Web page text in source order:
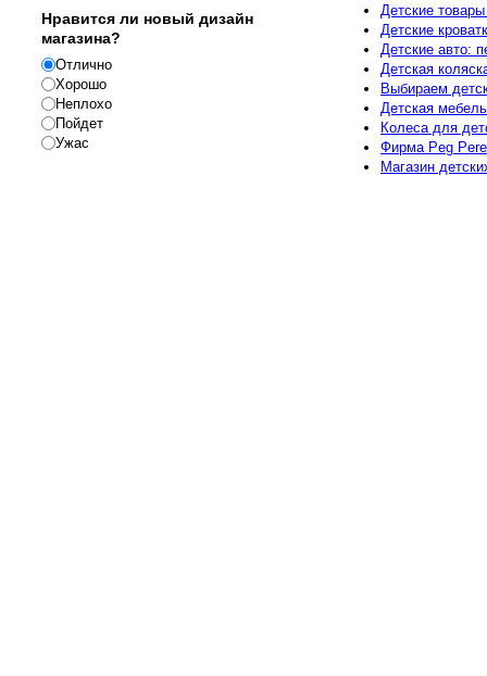
Нравится ли новый дизайн
магазина?
Отлично
Хорошо
Неплохо
Пойдет
Ужас
Детские
Детские
Детские авто:
Детская
Выбираем
Детская
Колеса для
Фирма Peg
Магазин